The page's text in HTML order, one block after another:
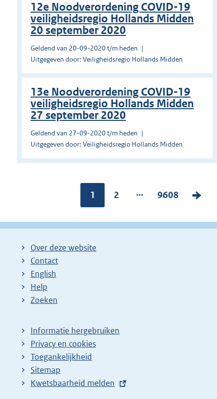
12e Noodverordening COVID-19
veiligheidsregio Hollands Midden
20 september 2020
Geldend van 20-09-2020 t/m heden
Uitgegeven door: Veiligheidsregio Hollands Midden
13e Noodverordening COVID-19
veiligheidsregio Hollands Midden
27 september 2020
Geldend van 27-09-2020 t/m heden
Uitgegeven door: Veiligheidsregio Hollands Midden
Pagina:
1
P
g
2 ...
P
g
9608
V
l
Over deze website
Contact
English
Help
Zoeken
Informatie hergebruiken
Privacy en cookies
Toegankelijkheid
Sitemap
E
Kwetsbaarheid melden